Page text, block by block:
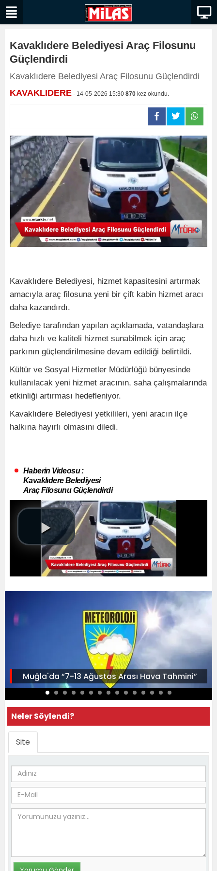
Kavaklıdere Belediyesi Araç Filosunu
Güçlendirdi
Kavaklıdere Belediyesi Araç Filosunu Güçlendirdi
KAVAKLIDERE - 14-05-2026 15:30 870 kez okundu.
Kavaklıdere Belediyesi, hizmet kapasitesini artırmak
amacıyla araç filosuna yeni bir çift kabin hizmet aracı
daha kazandırdı.
Belediye tarafından yapılan açıklamada, vatandaşlara
daha hızlı ve kaliteli hizmet sunabilmek için araç
parkının güçlendirilmesine devam edildiği belirtildi.
Kültür ve Sosyal Hizmetler Müdürlüğü bünyesinde
kullanılacak yeni hizmet aracının, saha çalışmalarında
etkinliği artırması hedefleniyor.
Kavaklıdere Belediyesi yetkilileri, yeni aracın ilçe
halkına hayırlı olmasını diledi.
Haberin Videosu :
Kavaklıdere Belediyesi
Araç Filosunu Güçlendirdi
Muğla'da “7-13 Ağustos Arası Hava Tahmini”
Neler Söylendi?
Site